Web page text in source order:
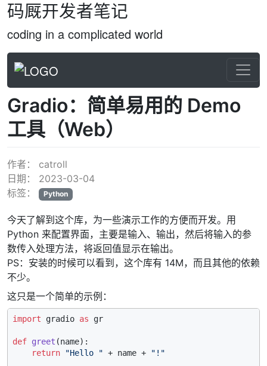
码厩开发者笔记
coding in a complicated world
Gradio：简单易用的 Demo
工具（Web）
作者： catroll
日期： 2023-03-04
标签：
Python
今天了解到这个库，为一些演示工作的方便而开发。用
Python 来配置界面，主要是输入、输出，然后将输入的参
数传入处理方法，将返回值显示在输出。
PS：安装的时候可以看到，这个库有 14M，而且其他的依赖
不少。
这只是一个简单的示例：
import gradio as gr
def greet (name):
return
"Hello " + name + "!"